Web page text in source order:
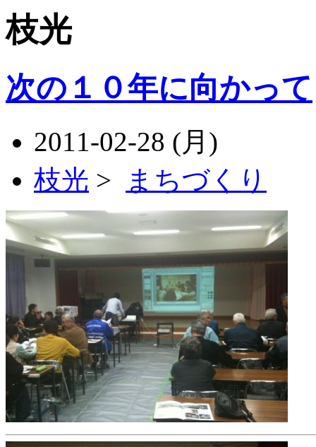
枝光
次の１０年に向かって
2011-02-28 (月)
枝光 > まちづくり